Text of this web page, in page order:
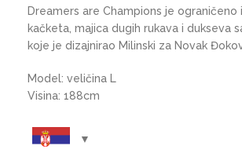
Dreamers are Champions je ograničeno
kačketa, majica dugih rukava i dukseva
koje je dizajnirao Milinski za Novak
Model: veličina L
Visina: 188cm